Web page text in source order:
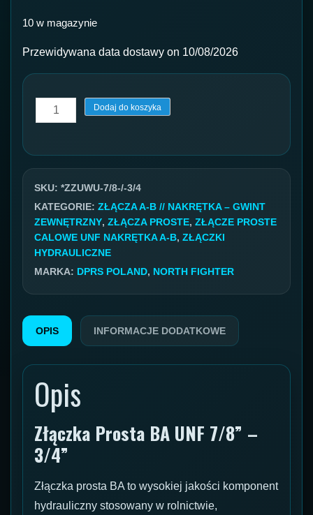
10 w magazynie
Przewidywana data dostawy on 10/08/2026
ilość
Złącze
7/8''
/
3/4''
Dodaj do koszyka
SKU: *ZZUWU-7/8-/-3/4
KATEGORIE: ZŁĄCZA A-B // NAKRĘTKA – GWINT
ZEWNĘTRZNY, ZŁĄCZA PROSTE, ZŁĄCZE PROSTE
CALOWE UNF NAKRĘTKA A-B, ZŁĄCZKI
HYDRAULICZNE
MARKA: DPRS POLAND, NORTH FIGHTER
OPIS INFORMACJE DODATKOWE
Opis
Złączka Prosta BA UNF 7/8” –
3/4”
Złączka prosta BA to wysokiej jakości komponent
hydrauliczny stosowany w rolnictwie,